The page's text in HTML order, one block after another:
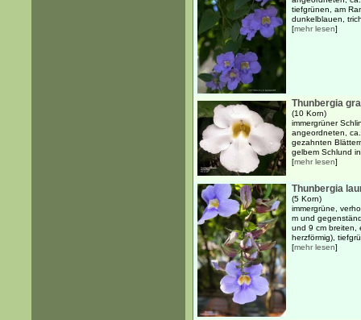
tiefgrünen, am
dunkelblauen,
[mehr lesen]
Thunbergia
(10 Korn)
immergrüner
angeordneten,
gezahnten
gelbem Schlund
[mehr lesen]
Thunbergia
(5 Korn)
immergrüne,
m und
und 9 cm breiten,
herzförmig),
[mehr lesen]